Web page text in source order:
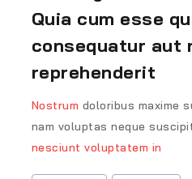
Quia cum esse
consequatur aut
reprehenderit
Nostrum doloribus maxime
nam voluptas neque
nesciunt voluptatem in